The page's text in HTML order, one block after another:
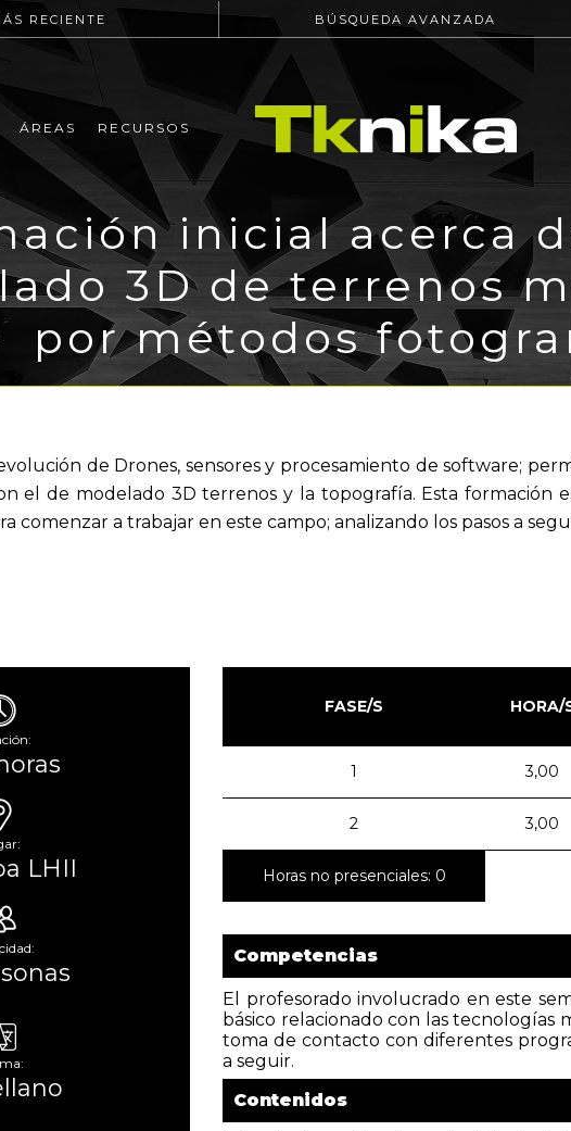
RECIENTE BÚSQUEDA AVANZADA
ÁREAS RECURSOS
inicial acerca
3D de terrenos
por métodos
de Drones, sensores y procesamiento de software;
el de modelado 3D terrenos y la topografía. Esta formación
comenzar a trabajar en este campo; analizando los pasos a
LHII
FASE/S HORA/
1 3,00
2 3,00
Horas no presenciales: 0
Competencias
El profesorado involucrado en este
básico relacionado con las
toma de contacto con diferentes
a seguir.
Contenidos